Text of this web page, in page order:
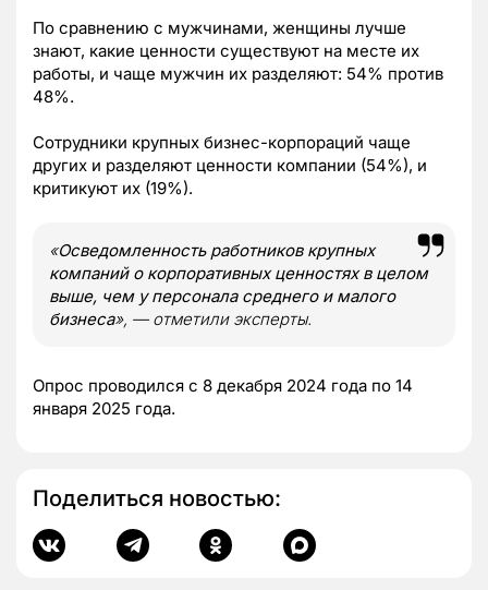
По сравнению с мужчинами, женщины лучше
знают, какие ценности существуют на месте их
работы, и чаще мужчин их разделяют: 54% против
48%.
Сотрудники крупных бизнес-корпораций чаще
других и разделяют ценности компании (54%), и
критикуют их (19%).
«Осведомленность работников крупных
компаний о корпоративных ценностях в целом
выше, чем у персонала среднего и малого
бизнеса», — отметили эксперты.
Опрос проводился с 8 декабря 2024 года по 14
января 2025 года.
Поделиться новостью: